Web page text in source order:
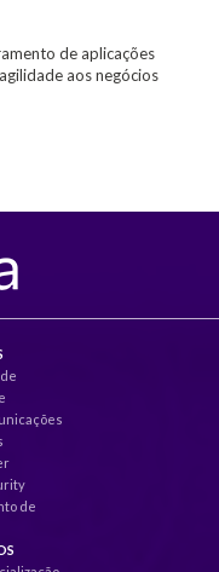
de aplicações
aos negócios
de